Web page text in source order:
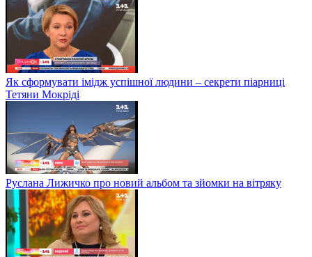
Як сформувати імідж успішної людини – секрети піарниці
Тетяни Мокріді
Руслана Лижичко про новий альбом та зйомки на вітряку